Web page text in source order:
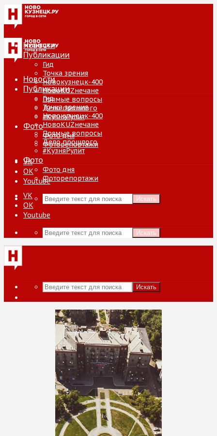
Новости
Публикации
Гид
Точка зрения
Новокузнецк-400
НовоKUZнечане
Прямые вопросы
Дело прошлого
#КузняРулит
Фото
Фото дня
Фоторепортажи
VK
ОК
Youtube
Искать
Новости
Публикации
Гид
Точка зрения
Новокузнецк-400
НовоKUZнечане
Прямые вопросы
Дело прошлого
#КузняРулит
Фото
Фото дня
Фоторепортажи
VK
ОК
Youtube
Искать
Искать